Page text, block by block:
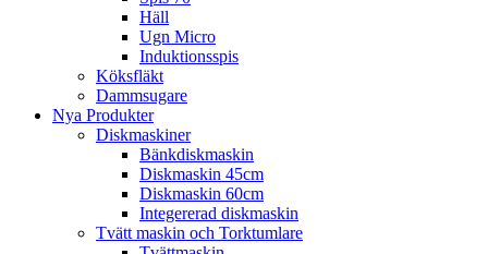
Häll
Ugn Micro
Induktionsspis
Köksfläkt
Dammsugare
Nya Produkter
Diskmaskiner
Bänkdiskmaskin
Diskmaskin 45cm
Diskmaskin 60cm
Integererad diskmaskin
Tvätt maskin och Torktumlare